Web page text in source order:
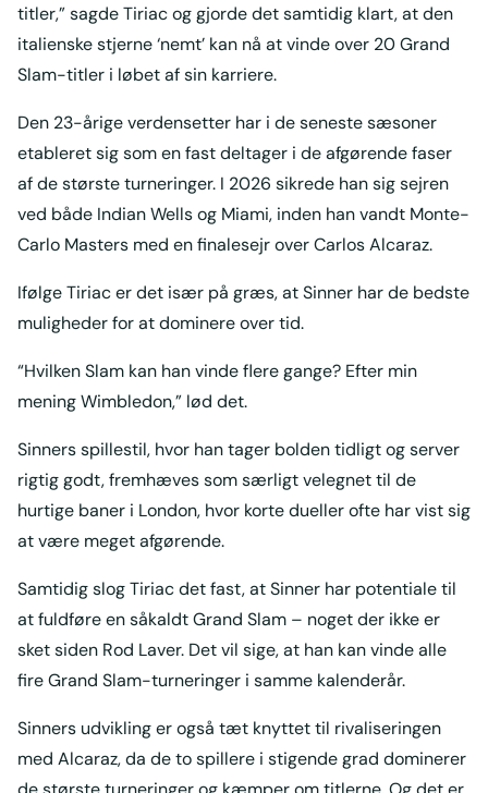
titler,” sagde Tiriac og gjorde det samtidig klart, at den
italienske stjerne ‘nemt’ kan nå at vinde over 20 Grand
Slam-titler i løbet af sin karriere.
Den 23-årige verdensetter har i de seneste sæsoner
etableret sig som en fast deltager i de afgørende faser
af de største turneringer. I 2026 sikrede han sig sejren
ved både Indian Wells og Miami, inden han vandt Monte-
Carlo Masters med en finalesejr over Carlos Alcaraz.
Ifølge Tiriac er det især på græs, at Sinner har de bedste
muligheder for at dominere over tid.
“Hvilken Slam kan han vinde flere gange? Efter min
mening Wimbledon,” lød det.
Sinners spillestil, hvor han tager bolden tidligt og server
rigtig godt, fremhæves som særligt velegnet til de
hurtige baner i London, hvor korte dueller ofte har vist sig
at være meget afgørende.
Samtidig slog Tiriac det fast, at Sinner har potentiale til
at fuldføre en såkaldt Grand Slam – noget der ikke er
sket siden Rod Laver. Det vil sige, at han kan vinde alle
fire Grand Slam-turneringer i samme kalenderår.
Sinners udvikling er også tæt knyttet til rivaliseringen
med Alcaraz, da de to spillere i stigende grad dominerer